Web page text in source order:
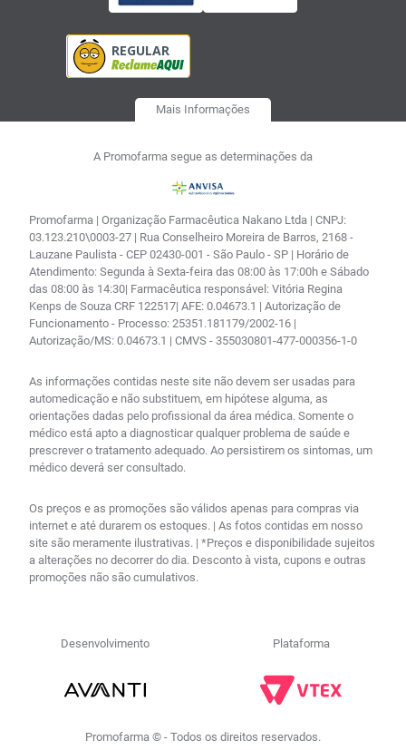
Mais Informações
A Promofarma segue as determinações da
Promofarma | Organização Farmacêutica Nakano Ltda | CNPJ:
03.123.210\0003-27 | Rua Conselheiro Moreira de Barros, 2168 -
Lauzane Paulista - CEP 02430-001 - São Paulo - SP | Horário de
Atendimento: Segunda à Sexta-feira das 08:00 às 17:00h e Sábado
das 08:00 às 14:30| Farmacêutica responsável: Vitória Regina
Kenps de Souza CRF 122517| AFE: 0.04673.1 | Autorização de
Funcionamento - Processo: 25351.181179/2002-16 |
Autorização/MS: 0.04673.1 | CMVS - 355030801-477-000356-1-0
As informações contidas neste site não devem ser usadas para
automedicação e não substituem, em hipótese alguma, as
orientações dadas pelo profissional da área médica. Somente o
médico está apto a diagnosticar qualquer problema de saúde e
prescrever o tratamento adequado. Ao persistirem os sintomas, um
médico deverá ser consultado.
Os preços e as promoções são válidos apenas para compras via
internet e até durarem os estoques. | As fotos contidas em nosso
site são meramente ilustrativas. | *Preços e disponibilidade sujeitos
a alterações no decorrer do dia. Desconto à vista, cupons e outras
promoções não são cumulativos.
Desenvolvimento Plataforma
Promofarma © - Todos os direitos reservados.